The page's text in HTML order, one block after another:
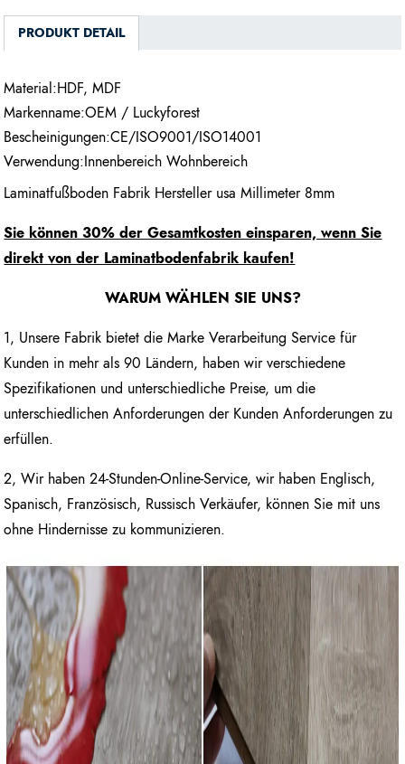
PRODUKT DETAIL
Material:HDF, MDF
Markenname:OEM / Luckyforest
Bescheinigungen:CE/ISO9001/ISO14001
Verwendung:Innenbereich Wohnbereich
Laminatfußboden Fabrik Hersteller usa Millimeter 8mm
Sie können 30% der Gesamtkosten einsparen, wenn Sie
direkt von der Laminatbodenfabrik kaufen!
WARUM WÄHLEN SIE UNS?
1, Unsere Fabrik bietet die Marke Verarbeitung Service für
Kunden in mehr als 90 Ländern, haben wir verschiedene
Spezifikationen und unterschiedliche Preise, um die
unterschiedlichen Anforderungen der Kunden Anforderungen zu
erfüllen.
2, Wir haben 24-Stunden-Online-Service, wir haben Englisch,
Spanisch, Französisch, Russisch Verkäufer, können Sie mit uns
ohne Hindernisse zu kommunizieren.